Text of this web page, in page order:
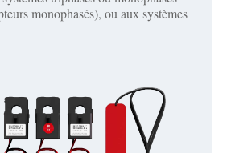
monophasés), ou aux systèmes